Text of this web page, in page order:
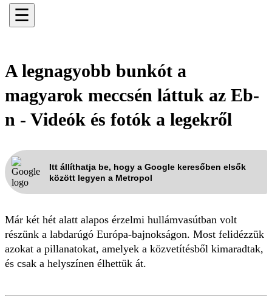
☰
A legnagyobb bunkót a
magyarok meccsén láttuk az Eb-
n - Videók és fotók a legekről
Itt állíthatja be, hogy a Google keresőben elsők
között legyen a Metropol
Már két hét alatt alapos érzelmi hullámvasútban volt
részünk a labdarúgó Európa-bajnokságon. Most felidézzük
azokat a pillanatokat, amelyek a közvetítésből kimaradtak,
és csak a helyszínen élhettük át.